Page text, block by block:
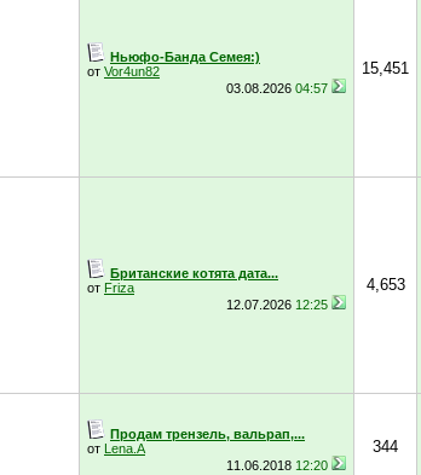
Ньюфо-Банда Семея:)
от Vor4un82
03.08.2026 04:57
15,451
Британские котята дата...
от Friza
12.07.2026 12:25
4,653
Продам трензель, вальрап,...
от Lena.A
11.06.2018 12:20
344